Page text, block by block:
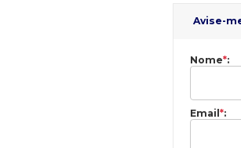
Avise-
Nome*:
Email *: